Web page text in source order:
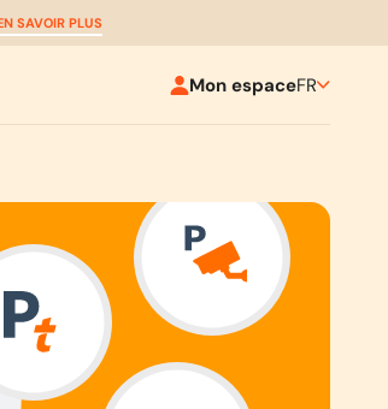
SAVOIR PLUS
Mon espaceFR